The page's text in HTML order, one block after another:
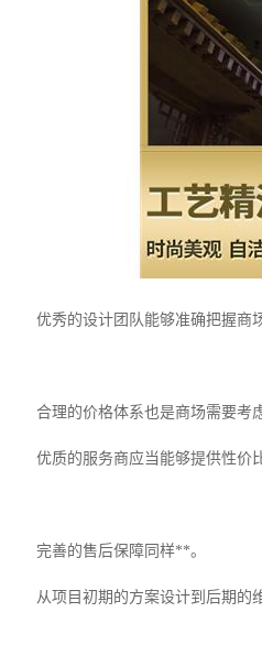
优秀的设计团队能够准确把握商
合理的价格体系也是商场需要考
优质的服务商应当能够提供性价
完善的售后保障同样**。
从项目初期的方案设计到后期的